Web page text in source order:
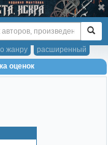
расширенный
жанру
оценок